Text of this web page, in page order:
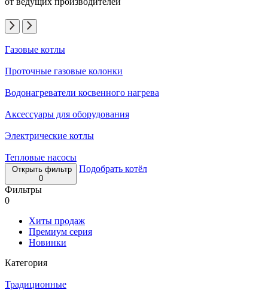
Газовые котлы
Проточные газовые колонки
Водонагреватели косвенного нагрева
Аксессуары для оборудования
Электрические котлы
Тепловые насосы
Открыть фильтр
0
Подобрать котёл
Фильтры
0
Хиты продаж
Премиум серия
Новинки
Категория
Традиционные